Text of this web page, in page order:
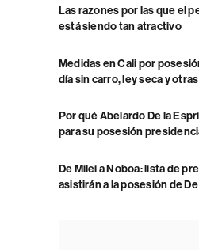
Las razones por las que el
está siendo tan atractivo
Medidas en Cali por
día sin carro, ley seca y otras
Por qué Abelardo De la
para su posesión
De Milei a Noboa: lista de
asistirán a la posesión de